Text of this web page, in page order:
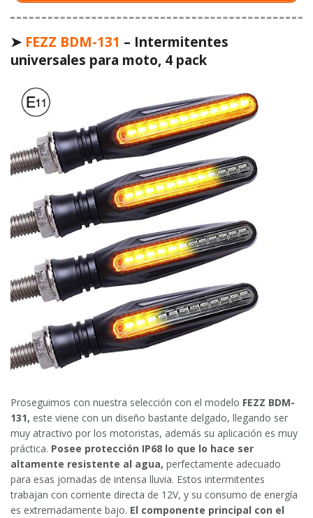
➤ FEZZ BDM-131 – Intermitentes
universales para moto, 4 pack
Proseguimos con nuestra selección con el modelo FEZZ BDM-
131, este viene con un diseño bastante delgado, llegando ser
muy atractivo por los motoristas, además su aplicación es muy
práctica. Posee protección IP68 lo que lo hace ser
altamente resistente al agua, perfectamente adecuado
para esas jornadas de intensa lluvia. Estos intermitentes
trabajan con corriente directa de 12V, y su consumo de energía
es extremadamente bajo. El componente principal con el